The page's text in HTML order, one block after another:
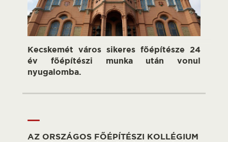
Kecskemét város sikeres főépítésze 24
év főépítészi munka után vonul
nyugalomba.
AZ ORSZÁGOS FŐÉPÍTÉSZI KOLLÉGIUM